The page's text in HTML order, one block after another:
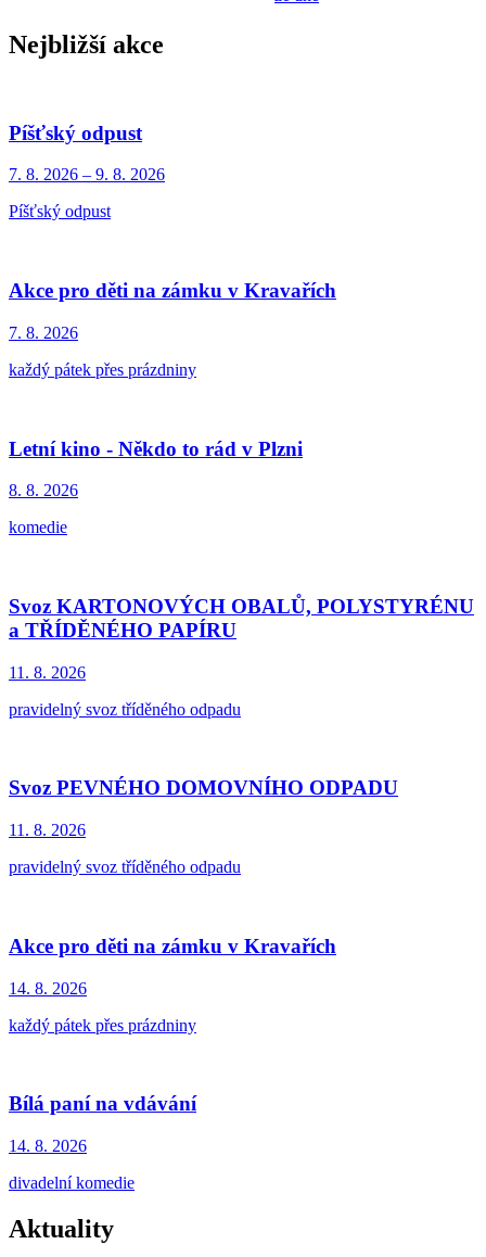
Nejbližší akce
Píšťský odpust
7. 8. 2026 – 9. 8. 2026
Píšťský odpust
Akce pro děti na zámku v Kravařích
7. 8. 2026
každý pátek přes prázdniny
Letní kino - Někdo to rád v Plzni
8. 8. 2026
komedie
Svoz KARTONOVÝCH OBALŮ, POLYSTYRÉNU
a TŘÍDĚNÉHO PAPÍRU
11. 8. 2026
pravidelný svoz tříděného odpadu
Svoz PEVNÉHO DOMOVNÍHO ODPADU
11. 8. 2026
pravidelný svoz tříděného odpadu
Akce pro děti na zámku v Kravařích
14. 8. 2026
každý pátek přes prázdniny
Bílá paní na vdávání
14. 8. 2026
divadelní komedie
Aktuality